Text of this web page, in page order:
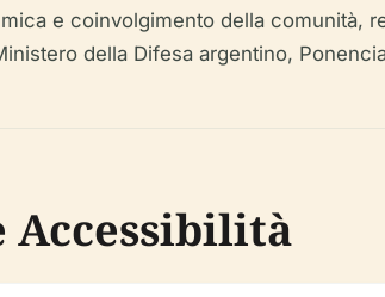
e coinvolgimento della comunità,
della Difesa argentino,
Accessibilità